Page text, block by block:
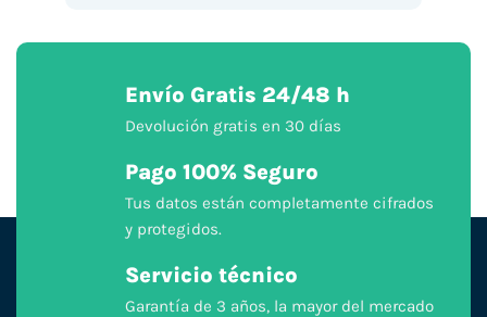
Envío Gratis 24/48 h
Devolución gratis en 30 días
Pago 100% Seguro
Tus datos están completamente cifrados
y protegidos.
Servicio técnico
Garantía de 3 años, la mayor del mercado